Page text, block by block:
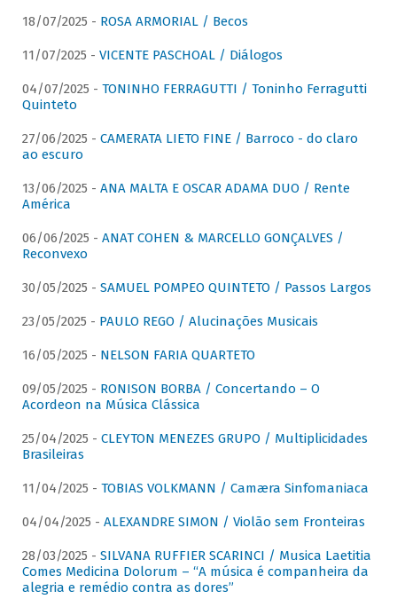
18/07/2025 - ROSA ARMORIAL / Becos
11/07/2025 - VICENTE PASCHOAL / Diálogos
04/07/2025 - TONINHO FERRAGUTTI / Toninho Ferragutti
Quinteto
27/06/2025 - CAMERATA LIETO FINE / Barroco - do claro
ao escuro
13/06/2025 - ANA MALTA E OSCAR ADAMA DUO / Rente
América
06/06/2025 - ANAT COHEN & MARCELLO GONÇALVES /
Reconvexo
30/05/2025 - SAMUEL POMPEO QUINTETO / Passos Largos
23/05/2025 - PAULO REGO / Alucinações Musicais
16/05/2025 - NELSON FARIA QUARTETO
09/05/2025 - RONISON BORBA / Concertando – O
Acordeon na Música Clássica
25/04/2025 - CLEYTON MENEZES GRUPO / Multiplicidades
Brasileiras
11/04/2025 - TOBIAS VOLKMANN / Camæra Sinfomaniaca
04/04/2025 - ALEXANDRE SIMON / Violão sem Fronteiras
28/03/2025 - SILVANA RUFFIER SCARINCI / Musica Laetitia
Comes Medicina Dolorum – “A música é companheira da
alegria e remédio contra as dores”